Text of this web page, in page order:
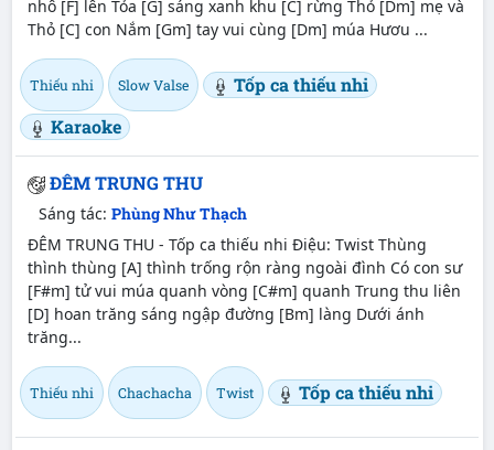
nhô [F] lên Tỏa [G] sáng xanh khu [C] rừng Thỏ [Dm] mẹ và
Thỏ [C] con Nắm [Gm] tay vui cùng [Dm] múa Hươu ...
Thiếu nhi Slow Valse
Tốp ca thiếu nhi
Karaoke
ĐÊM TRUNG THU
Sáng tác: Phùng Như Thạch
ĐÊM TRUNG THU - Tốp ca thiếu nhi Điệu: Twist Thùng
thình thùng [A] thình trống rộn ràng ngoài đình Có con sư
[F#m] tử vui múa quanh vòng [C#m] quanh Trung thu liên
[D] hoan trăng sáng ngập đường [Bm] làng Dưới ánh
trăng...
Thiếu nhi Chachacha Twist Tốp ca thiếu nhi